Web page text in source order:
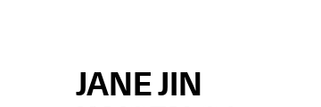
JANE JIN